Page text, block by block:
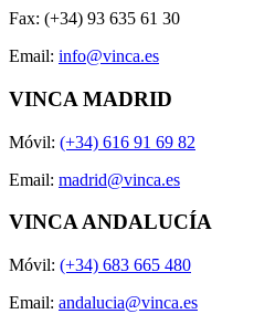
Fax: (+34) 93 635 61 30
Email: info@vinca.es
VINCA MADRID
Móvil: (+34) 616 91 69 82
Email: madrid@vinca.es
VINCA ANDALUCÍA
Móvil: (+34) 683 665 480
Email: andalucia@vinca.es